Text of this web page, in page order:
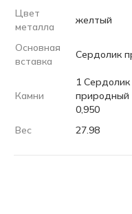
Цвет
металла
желтый
Основная
вставка
Сердолик
Камни
1
природный
0,950
Вес
27.98